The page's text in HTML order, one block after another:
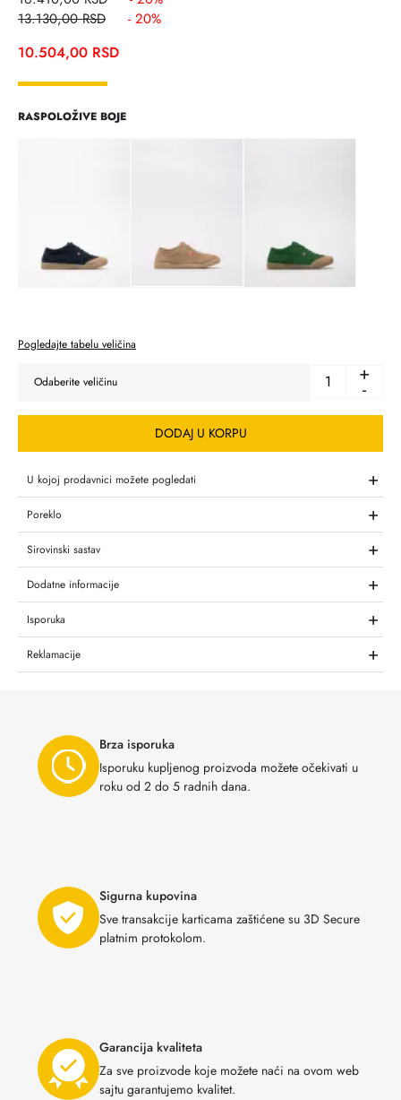
13.130,00RSD - 20%
10.504,00 RSD
RASPOLOŽIVE BOJE
Pogledajte tabelu veličina
+
-
DODAJ U KORPU
U kojoj prodavnici možete pogledati +
Poreklo +
Sirovinski sastav +
Dodatne informacije +
Isporuka +
Reklamacije +
Brza isporuka
Isporuku kupljenog proizvoda možete očekivati u
roku od 2 do 5 radnih dana.
Sigurna kupovina
Sve transakcije karticama zaštićene su 3D Secure
platnim protokolom.
Garancija kvaliteta
Za sve proizvode koje možete naći na ovom web
sajtu garantujemo kvalitet.